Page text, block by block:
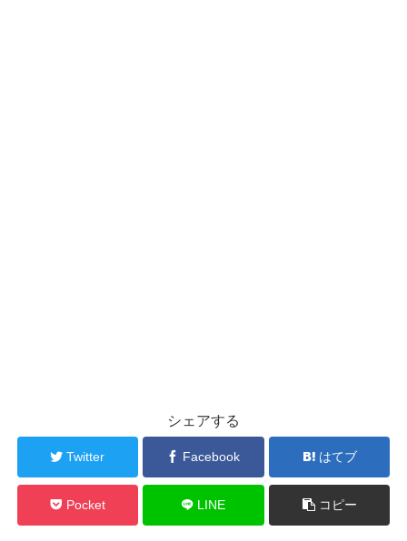
シェアする
Twitter Facebook はてブ
Pocket LINE コピー